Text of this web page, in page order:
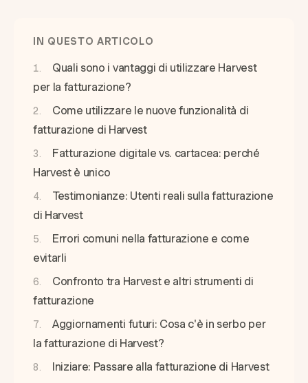
IN QUESTO ARTICOLO
Quali sono i vantaggi di utilizzare Harvest
per la fatturazione?
Come utilizzare le nuove funzionalità di
fatturazione di Harvest
Fatturazione digitale vs. cartacea: perché
Harvest è unico
Testimonianze: Utenti reali sulla fatturazione
di Harvest
Errori comuni nella fatturazione e come
evitarli
Confronto tra Harvest e altri strumenti di
fatturazione
Aggiornamenti futuri: Cosa c'è in serbo per
la fatturazione di Harvest?
Iniziare: Passare alla fatturazione di Harvest